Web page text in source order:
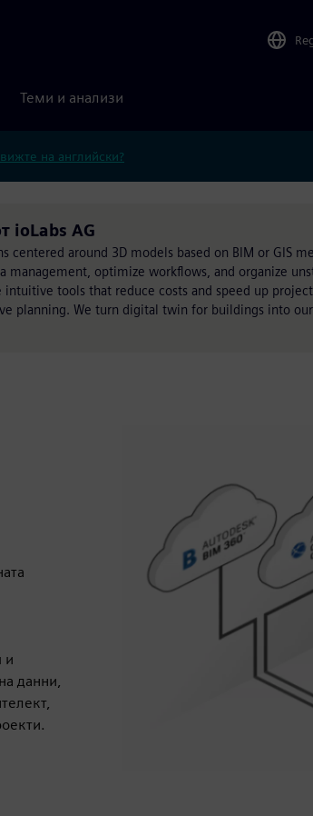
Теми и анализи
на английски?
ioLabs AG
around 3D models based on BIM or GIS
management, optimize workflows, and organize
tools that reduce costs and speed up
planning. We turn digital twin for buildings into
и
данни,